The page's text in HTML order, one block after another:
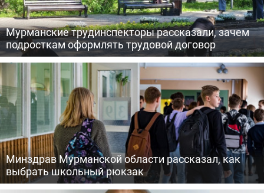
Мурманские трудинспекторы рассказали, зачем
подросткам оформлять трудовой договор
Минздрав Мурманской области рассказал, как
выбрать школьный рюкзак